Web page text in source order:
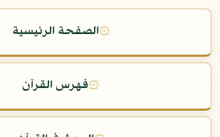
۞الصفحة الرئيسية
۞فهرس القرآن